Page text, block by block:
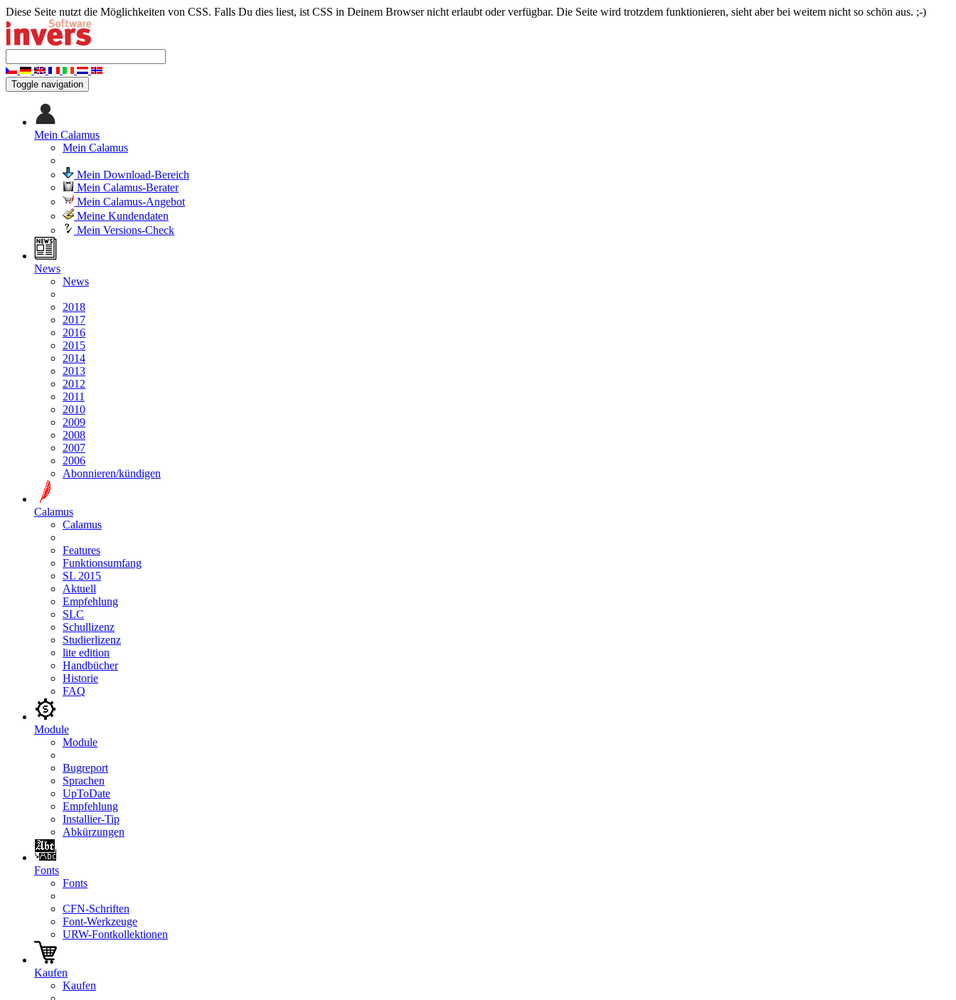
Diese Seite nutzt die Möglichkeiten von CSS. Falls Du dies liest, ist CSS in Deinem Browser nicht erlaubt oder verfügbar. Die Seite wird trotzdem funktionieren, sieht aber bei weitem nicht so schön aus. ;-)
Toggle navigation
Mein Calamus
Mein Calamus
Mein Download-Bereich
Mein Calamus-Berater
Mein Calamus-Angebot
Meine Kundendaten
Mein Versions-Check
News
News
2018
2017
2016
2015
2014
2013
2012
2011
2010
2009
2008
2007
2006
Abonnieren/kündigen
Calamus
Calamus
Features
Funktionsumfang
SL 2015
Aktuell
Empfehlung
SLC
Schullizenz
Studierlizenz
lite edition
Handbücher
Historie
FAQ
Module
Module
Bugreport
Sprachen
UpToDate
Empfehlung
Installier-Tip
Abkürzungen
Fonts
Fonts
CFN-Schriften
Font-Werkzeuge
URW-Fontkollektionen
Kaufen
Kaufen